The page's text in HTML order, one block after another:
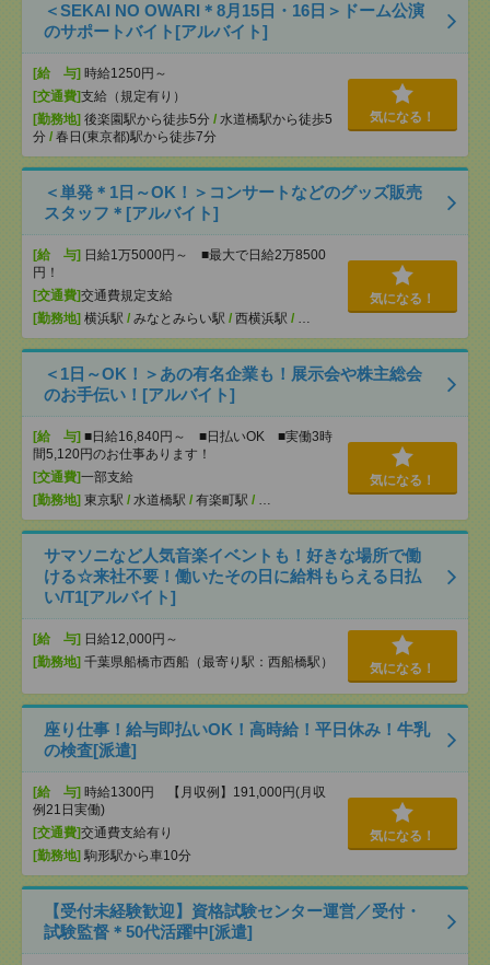
＜SEKAI NO OWARI＊8月15日・16日＞ドーム公演
のサポートバイト[アルバイト]
[給 与] 時給1250円～
[交通費]支給（規定有り）
[勤務地] 後楽園駅から徒歩5分 / 水道橋駅から徒歩5
分 / 春日(東京都)駅から徒歩7分
気になる！
＜単発＊1日～OK！＞コンサートなどのグッズ販売
スタッフ＊[アルバイト]
[給 与] 日給1万5000円～ ■最大で日給2万8500
円！
[交通費]交通費規定支給
[勤務地] 横浜駅 / みなとみらい駅 / 西横浜駅 / …
気になる！
＜1日～OK！＞あの有名企業も！展示会や株主総会
のお手伝い！[アルバイト]
[給 与] ■日給16,840円～ ■日払いOK ■実働3時
間5,120円のお仕事あります！
[交通費]一部支給
[勤務地] 東京駅 / 水道橋駅 / 有楽町駅 / …
気になる！
サマソニなど人気音楽イベントも！好きな場所で働
ける☆来社不要！働いたその日に給料もらえる日払
い/T1[アルバイト]
[給 与] 日給12,000円～
[勤務地] 千葉県船橋市西船（最寄り駅：西船橋駅） 気になる！
座り仕事！給与即払いOK！高時給！平日休み！牛乳
の検査[派遣]
[給 与] 時給1300円 【月収例】191,000円(月収
例21日実働)
[交通費]交通費支給有り
[勤務地] 駒形駅から車10分
気になる！
【受付未経験歓迎】資格試験センター運営／受付・
試験監督＊50代活躍中[派遣]